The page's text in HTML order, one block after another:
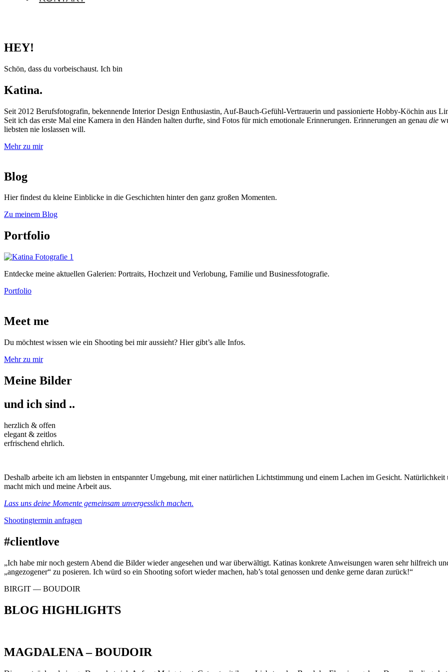
HEY!
Schön, dass du vorbeischaust. Ich bin
Katina.
Seit 2012 Berufsfotografin, bekennende Interior Design Enthusiastin, Auf-Bauch-Gefühl-Vertrauerin und passionierte Hobby-Köchin aus
Seit ich das erste Mal eine Kamera in den Händen halten durfte, sind Fotos für mich emotionale Erinnerungen. Erinnerungen an genau die
liebsten nie loslassen will.
Mehr zu mir
Blog
Hier findest du kleine Einblicke in die Geschichten hinter den ganz großen Momenten.
Zu meinem Blog
Portfolio
Entdecke meine aktuellen Galerien: Portraits, Hochzeit und Verlobung, Familie und Businessfotografie.
Portfolio
Meet me
Du möchtest wissen wie ein Shooting bei mir aussieht? Hier gibt’s alle Infos.
Mehr zu mir
Meine Bilder
und ich sind ..
herzlich & offen
elegant & zeitlos
erfrischend ehrlich.
Deshalb arbeite ich am liebsten in entspannter Umgebung, mit einer natürlichen Lichtstimmung und einem Lachen im Gesicht.
macht mich und meine Arbeit aus.
Lass uns deine Momente gemeinsam unvergesslich machen.
Shootingtermin anfragen
#clientlove
„Ich habe mir noch gestern Abend die Bilder wieder angesehen und war überwältigt. Katinas konkrete Anweisungen waren sehr hilfreich
„angezogener“ zu posieren. Ich würd so ein Shooting sofort wieder machen, hab’s total genossen und denke gerne daran zurück!“
BIRGIT — BOUDOIR
BLOG HIGHLIGHTS
MAGDALENA – BOUDOIR